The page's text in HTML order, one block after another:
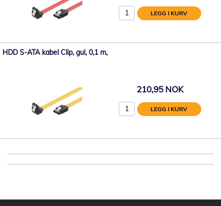
LEGG I KURV
HDD S-ATA kabel Clip, gul, 0,1 m,
210,95 NOK
LEGG I KURV